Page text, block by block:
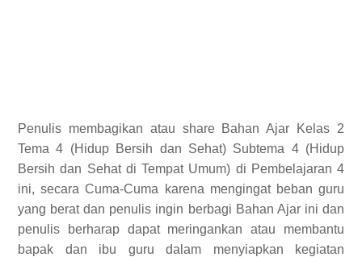
Penulis membagikan atau share Bahan Ajar Kelas 2
Tema 4 (Hidup Bersih dan Sehat) Subtema 4 (Hidup
Bersih dan Sehat di Tempat Umum) di Pembelajaran 4
ini, secara Cuma-Cuma karena mengingat beban guru
yang berat dan penulis ingin berbagi Bahan Ajar ini dan
penulis berharap dapat meringankan atau membantu
bapak dan ibu guru dalam menyiapkan kegiatan